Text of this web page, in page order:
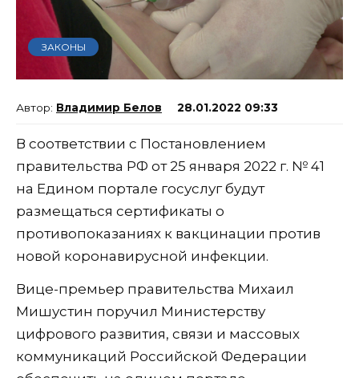
ЗАКОНЫ
Владимир Белов 28.01.2022 09:33
В соответствии с Постановлением
правительства РФ от 25 января 2022 г. № 41
на Едином портале госуслуг будут
размещаться сертификаты о
противопоказаниях к вакцинации против
новой коронавирусной инфекции.
Вице-премьер правительства Михаил
Мишустин поручил Министерству
цифрового развития, связи и массовых
коммуникаций Российской Федерации